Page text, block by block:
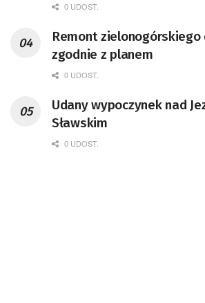
0 UDOST.
Remont
zgodnie z planem
0 UDOST.
Udany wypoczynek nad
Sławskim
0 UDOST.